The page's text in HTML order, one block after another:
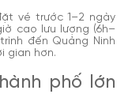
vé trước 1–2 ngày
cao lưu lượng (6h–
đến Quảng Ninh
gian hơn.
phố lớn